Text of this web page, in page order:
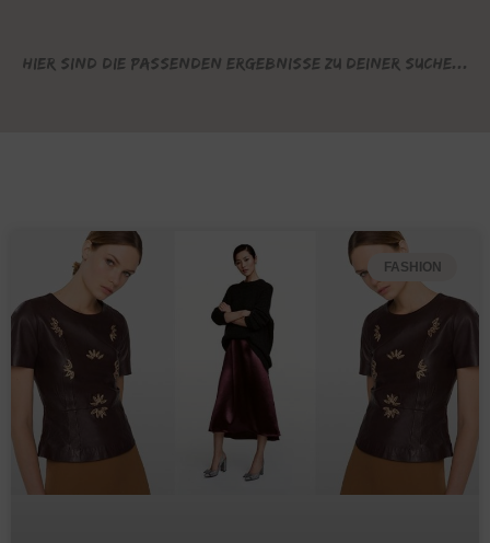
Hier sind die passenden Ergebnisse zu deiner Suche...
FASHION